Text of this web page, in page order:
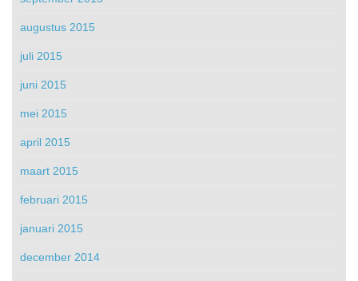
augustus 2015
juli 2015
juni 2015
mei 2015
april 2015
maart 2015
februari 2015
januari 2015
december 2014